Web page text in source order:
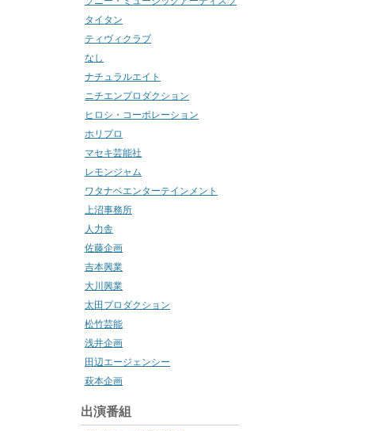
タイタン
ティヴィクラブ
なし
ナチュラルエイト
ニチエンプロダクション
ヒロシ・コーポレーション
ホリプロ
マセキ芸能社
レモンジャム
ワタナベエンターテインメント
上沼事務所
人力舎
佐藤企画
吉本興業
大川興業
太田プロダクション
松竹芸能
浅井企画
田辺エージェンシー
萩本企画
出演番組